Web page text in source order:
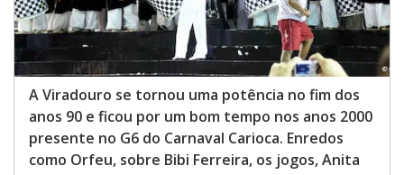
A Viradouro se tornou uma potência no fim dos
anos 90 e ficou por um bom tempo nos anos 2000
presente no G6 do Carnaval Carioca. Enredos
como Orfeu, sobre Bibi Ferreira, os jogos, Anita